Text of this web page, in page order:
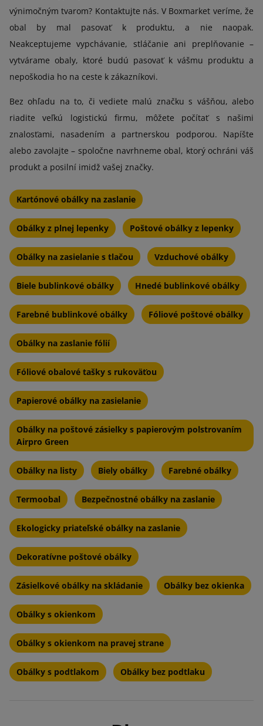
výnimočným tvarom? Kontaktujte nás. V Boxmarket veríme, že
obal by mal pasovať k produktu, a nie naopak.
Neakceptujeme vypchávanie, stláčanie ani preplňovanie –
vytvárame obaly, ktoré budú pasovať k vášmu produktu a
nepoškodia ho na ceste k zákazníkovi.
Bez ohľadu na to, či vediete malú značku s vášňou, alebo
riadite veľkú logistickú firmu, môžete počítať s našimi
znalosťami, nasadením a partnerskou podporou. Napíšte
alebo zavolajte – spoločne navrhneme obal, ktorý ochráni váš
produkt a posilní imidž vašej značky.
Kartónové obálky na zaslanie
Obálky z plnej lepenky Poštové obálky z lepenky
Obálky na zasielanie s tlačou Vzduchové obálky
Biele bublinkové obálky Hnedé bublinkové obálky
Farebné bublinkové obálky Fóliové poštové obálky
Obálky na zaslanie fólií
Fóliové obalové tašky s rukoväťou
Papierové obálky na zasielanie
Obálky na poštové zásielky s papierovým polstrovaním
Airpro Green
Obálky na listy Biely obálky Farebné obálky
Termoobal Bezpečnostné obálky na zaslanie
Ekologicky priateľské obálky na zaslanie
Dekoratívne poštové obálky
Zásielkové obálky na skládanie Obálky bez okienka
Obálky s okienkom
Obálky s okienkom na pravej strane
Obálky s podtlakom Obálky bez podtlaku